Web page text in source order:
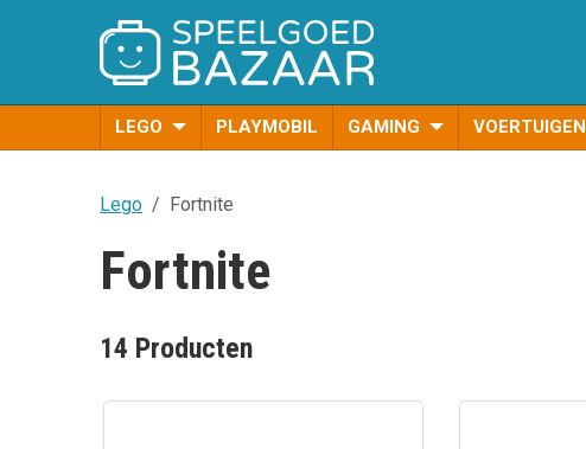
LEGO PLAYMOBIL GAMING VOERTUIGEN
Lego Fortnite
Fortnite
14 Producten